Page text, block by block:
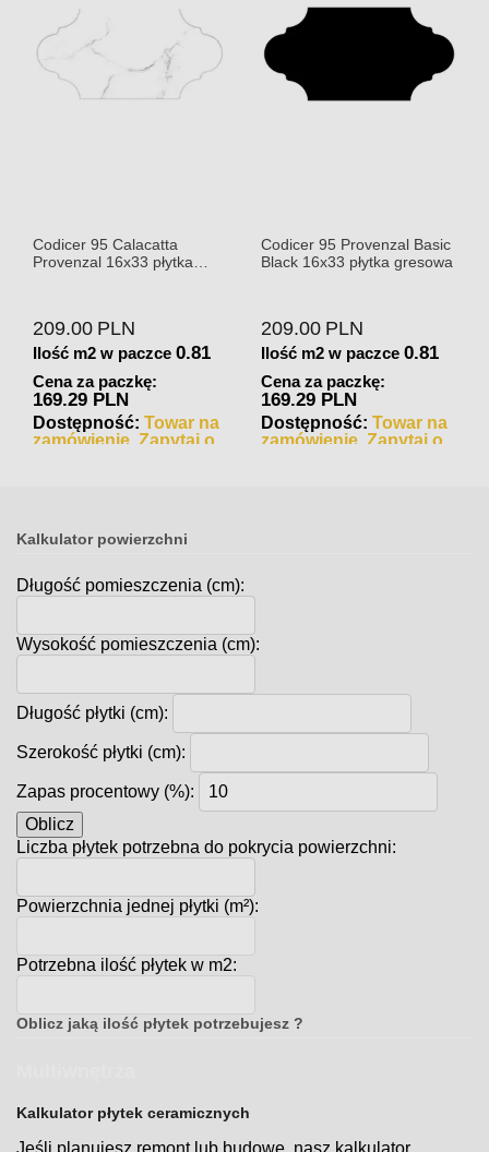
Codicer 95 Calacatta
Provenzal 16x33 płytka
209.00 PLN
Ilość m2 w paczce 0.81
Cena za paczkę:
169.29 PLN
Dostępność: Towar na
zamówienie. Zapytaj o
Codicer 95 Provenzal Basic
Black 16x33 płytka gresowa
209.00 PLN
Ilość m2 w paczce 0.81
Cena za paczkę:
169.29 PLN
Dostępność: Towar na
zamówienie. Zapytaj o
Kalkulator powierzchni
Długość pomieszczenia (cm):
Wysokość pomieszczenia (cm):
Długość płytki (cm):
Szerokość płytki (cm):
Zapas procentowy (%):
Oblicz
Liczba płytek potrzebna do pokrycia powierzchni:
Powierzchnia jednej płytki (m²):
Potrzebna ilość płytek w m2:
Oblicz jaką ilość płytek potrzebujesz ?
Kalkulator płytek ceramicznych
Jeśli planujesz remont lub budowę, nasz kalkulator